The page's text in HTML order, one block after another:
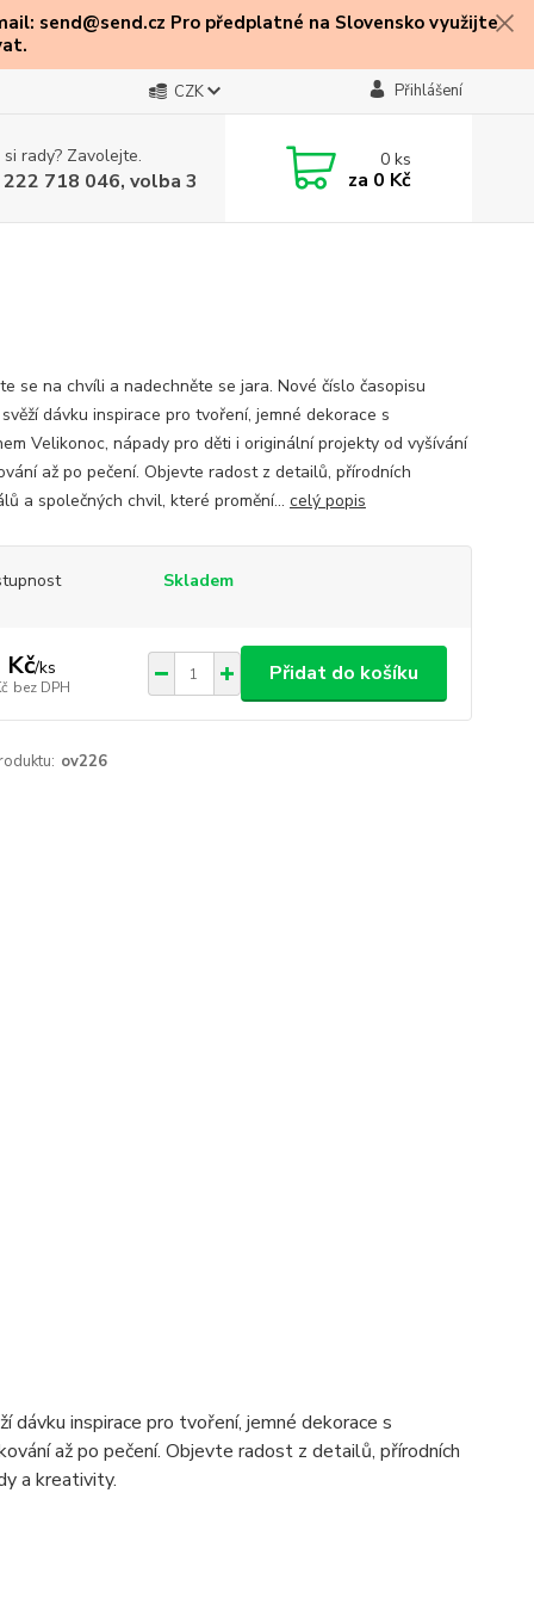
send@send.cz Pro předplatné na Slovensko využijte
CZK Přihlášení
rady? Zavolejte.
718 046, volba 3
0ks
za 0 Kč
se na chvíli a nadechněte se jara. Nové číslo časopisu
dávku inspirace pro tvoření, jemné dekorace s
Velikonoc, nápady pro děti i originální projekty od vyšívání
až po pečení. Objevte radost z detailů, přírodních
a společných chvil, které promění... celý popis
Skladem
Kč/ks
bez DPH
Přidat do košíku
ov226
dávku inspirace pro tvoření, jemné dekorace s
až po pečení. Objevte radost z detailů, přírodních
a kreativity.